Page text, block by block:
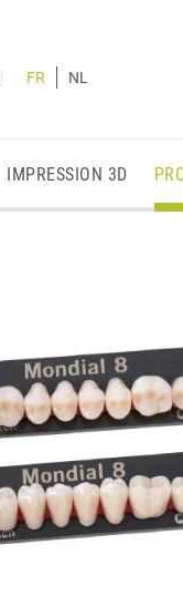
FR NL
IMPRESSION 3D